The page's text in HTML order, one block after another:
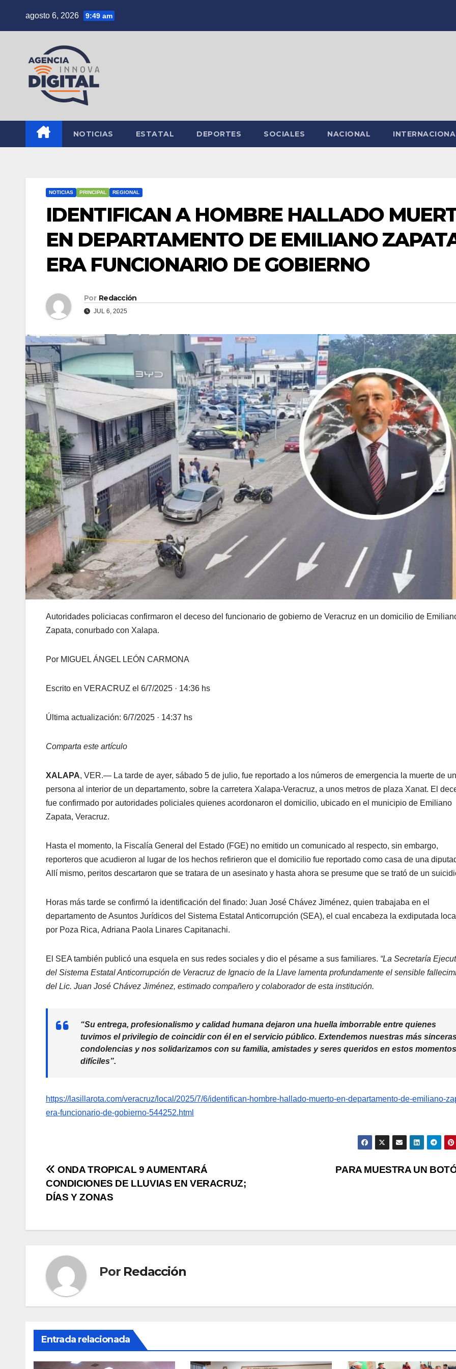
agosto 6, 2026 9:49 am
NOTICIAS ESTATAL DEPORTES SOCIALES NACIONAL
NOTICIAS PRINCIPAL REGIONAL
IDENTIFICAN A HOMBRE HALLADO
EN DEPARTAMENTO DE EMILIANO
ERA FUNCIONARIO DE GOBIERNO
Por Redacción
JUL 6, 2025
Autoridades policiacas confirmaron el deceso del funcionario de gobierno de Veracruz en un domicilio de
Zapata, conurbado con Xalapa.
Por MIGUEL ÁNGEL LEÓN CARMONA
Escrito en VERACRUZ el 6/7/2025 · 14:36 hs
Última actualización: 6/7/2025 · 14:37 hs
Comparta este artículo
XALAPA, VER.— La tarde de ayer, sábado 5 de julio, fue reportado a los números de emergencia la muerte de
persona al interior de un departamento, sobre la carretera Xalapa-Veracruz, a unos metros de plaza Xanat. El
fue confirmado por autoridades policiales quienes acordonaron el domicilio, ubicado en el municipio de Emiliano
Zapata, Veracruz.
Hasta el momento, la Fiscalía General del Estado (FGE) no emitido un comunicado al respecto, sin embargo,
reporteros que acudieron al lugar de los hechos refirieron que el domicilio fue reportado como casa de una
Allí mismo, peritos descartaron que se tratara de un asesinato y hasta ahora se presume que se trató de un
Horas más tarde se confirmó la identificación del finado: Juan José Chávez Jiménez, quien trabajaba en el
departamento de Asuntos Jurídicos del Sistema Estatal Anticorrupción (SEA), el cual encabeza la exdiputada
por Poza Rica, Adriana Paola Linares Capitanachi.
El SEA también publicó una esquela en sus redes sociales y dio el pésame a sus familiares. “La Secretaría
del Sistema Estatal Anticorrupción de Veracruz de Ignacio de la Llave lamenta profundamente el sensible
del Lic. Juan José Chávez Jiménez, estimado compañero y colaborador de esta institución.
“Su entrega, profesionalismo y calidad humana dejaron una huella imborrable entre quienes
tuvimos el privilegio de coincidir con él en el servicio público. Extendemos nuestras más
condolencias y nos solidarizamos con su familia, amistades y seres queridos en estos momentos
difíciles”.
https://lasillarota.com/veracruz/local/2025/7/6/identifican-hombre-hallado-muerto-en-departamento-de-emiliano-
era-funcionario-de-gobierno-544252.html
Navegación
de
PARA MUESTRA UN
ONDA TROPICAL 9 AUMENTARÁ
CONDICIONES DE LLUVIAS EN VERACRUZ;
DÍAS Y ZONAS
Por Redacción
Entrada relacionada